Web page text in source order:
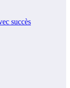
succès